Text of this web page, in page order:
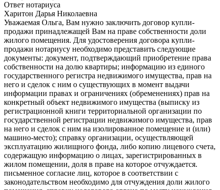
Ответ нотариуса
Харитон Дарья Николаевна
Уважаемая Ольга, Вам нужно заключить договор купли-
продажи принадлежащей Вам на праве собственности доли
жилого помещения. Для удостоверения договора купли-
продажи нотариусу необходимо представить следующие
документы: документ, подтверждающий приобретение права
собственности на долю квартиры; информацию из единого
государственного регистра недвижимого имущества, прав на
него и сделок с ним о существующих в момент выдачи
информации правах и ограничениях (обременениях) прав на
конкретный объект недвижимого имущества (выписку из
регистрационной книги территориальной организации по
государственной регистрации недвижимого имущества, прав
на него и сделок с ним на изолированное помещение и (или)
машино-место); справку организации, осуществляющей
эксплуатацию жилищного фонда, либо копию лицевого счета,
содержащую информацию о лицах, зарегистрированных в
жилом помещении, доля в праве на которое отчуждается.
письменное согласие лиц, которое в соответствии с
законодательством необходимо для отчуждения доли жилого